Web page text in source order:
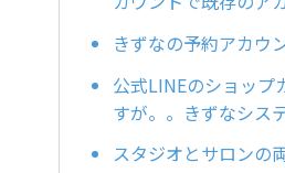
きずなの予約アカウ
公式LINEのショップ
すが。。きずなシス
スタジオとサロンの